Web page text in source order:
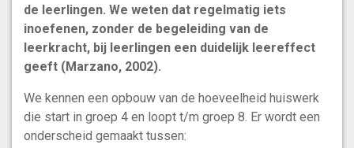
de leerlingen. We weten dat regelmatig iets
inoefenen, zonder de begeleiding van de
leerkracht, bij leerlingen een duidelijk leereffect
geeft (Marzano, 2002).
We kennen een opbouw van de hoeveelheid huiswerk
die start in groep 4 en loopt t/m groep 8. Er wordt een
onderscheid gemaakt tussen: